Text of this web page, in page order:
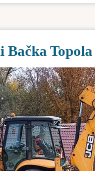
Bačka Topola